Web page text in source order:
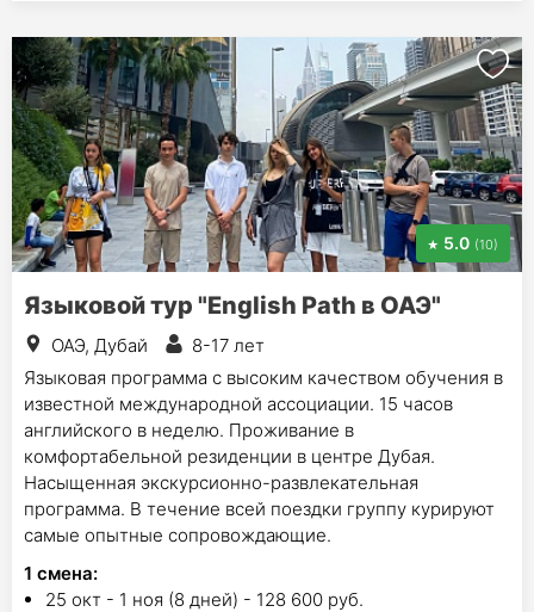
5.0 (10)
Языковой тур "English Path в ОАЭ"
ОАЭ, Дубай
8-17 лет
Языковая программа с высоким качеством обучения в
известной международной ассоциации. 15 часов
английского в неделю. Проживание в
комфортабельной резиденции в центре Дубая.
Насыщенная экскурсионно-развлекательная
программа. В течение всей поездки группу курируют
самые опытные сопровождающие.
1 смена:
25 окт - 1 ноя (8 дней) - 128 600 руб.